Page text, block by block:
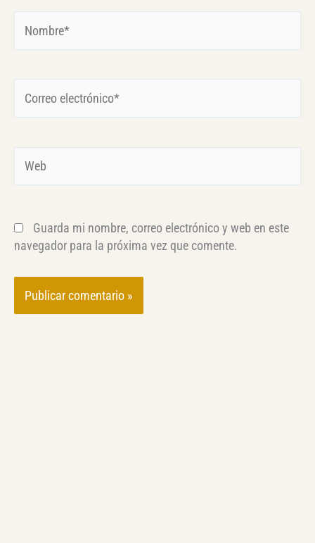
electrónico*
Guarda mi nombre, correo electrónico y web en este
navegador para la próxima vez que comente.